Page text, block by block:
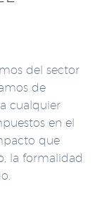
del sector
de
cualquier
en el
que
la formalidad